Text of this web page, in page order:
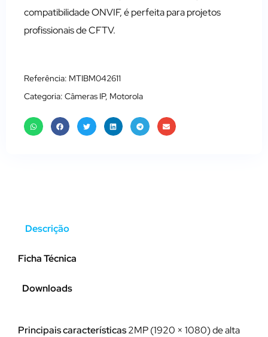
compatibilidade ONVIF, é perfeita para projetos
profissionais de CFTV.
Referência: MTIBM042611
Categoria: Câmeras IP, Motorola
Descrição
Ficha Técnica
Downloads
Principais características2MP (1920 × 1080) de alta